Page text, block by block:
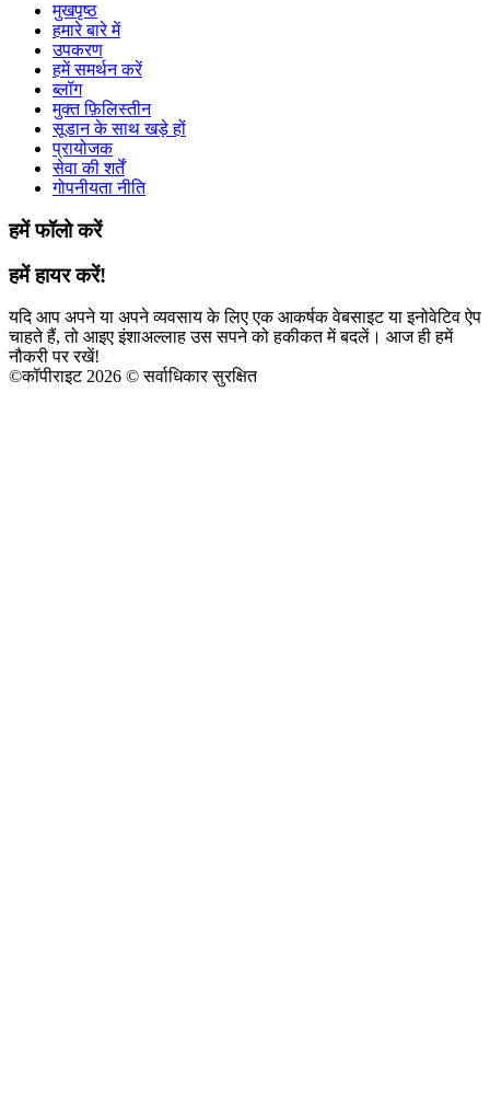
मुखपृष्ठ
हमारे बारे में
उपकरण
हमें समर्थन करें
ब्लॉग
मुक्त फ़िलिस्तीन
सूडान के साथ खड़े हों
प्रायोजक
सेवा की शर्तें
गोपनीयता नीति
हमें फॉलो करें
हमें हायर करें!
यदि आप अपने या अपने व्यवसाय के लिए एक आकर्षक वेबसाइट या इनोवेटिव ऐप
चाहते हैं, तो आइए इंशाअल्लाह उस सपने को हकीकत में बदलें। आज ही हमें
नौकरी पर रखें!
©कॉपीराइट 2026 © सर्वाधिकार सुरक्षित